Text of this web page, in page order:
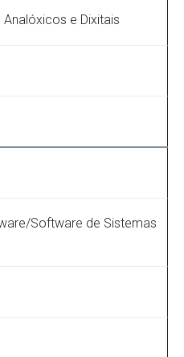
e Dixitais
Software de Sistemas